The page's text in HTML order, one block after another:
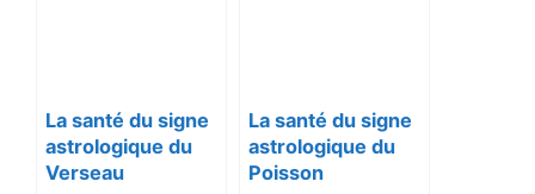
La santé du signe
astrologique du
Verseau
La santé du signe
astrologique du
Poisson